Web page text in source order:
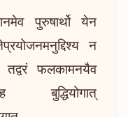
पुरुषार्थो येन
न
तद्वरं फलकामनयैव
बुद्धियोगात्